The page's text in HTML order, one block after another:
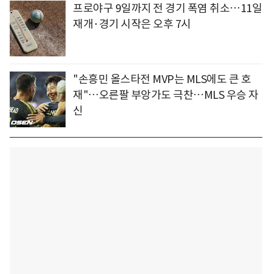
프로야구 9일까지 전 경기 폭염 취소…11일
재개·경기 시작은 오후 7시
"손흥민 올스타전 MVP는 MLS에도 큰 호
재"…오른팔 부앙가도 극찬…MLS 우승 자
신